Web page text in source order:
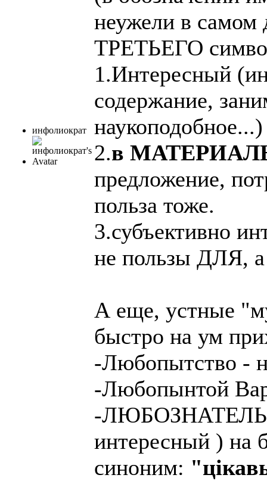
инфолиократ
неужели в самом
ТРЕТЬЕГО
1.Интересный
содержание,
наукоподобное...)
2.в
предложение,
польза тоже.
3.субъективно
не пользы ДЛЯ,
А еще, устные
быстро на ум
-Любопытство -
-Любопынтой
-
интересный ) на
синоним: